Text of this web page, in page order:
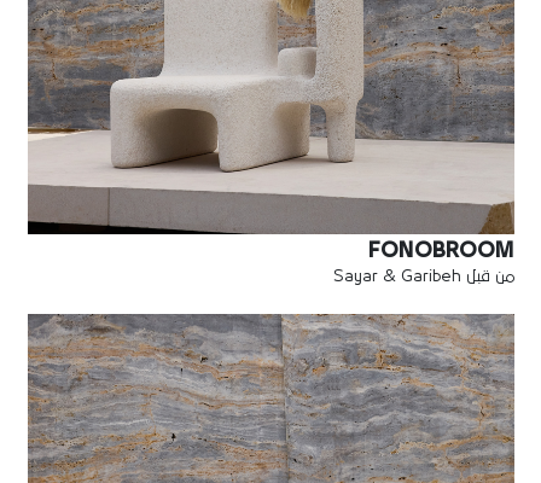
FONOBROOM
من قبل Sayar & Garibeh